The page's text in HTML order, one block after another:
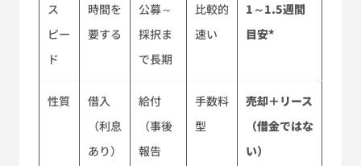
ス
ピー
ド
時間を
要する
公募～
採択ま
で長期
比較的
速い
1～1.5週間
目安*
性質
借入
（利息
あり）
給付
（事後
報告
手数料
型
売却＋リース
（借金ではな
い）